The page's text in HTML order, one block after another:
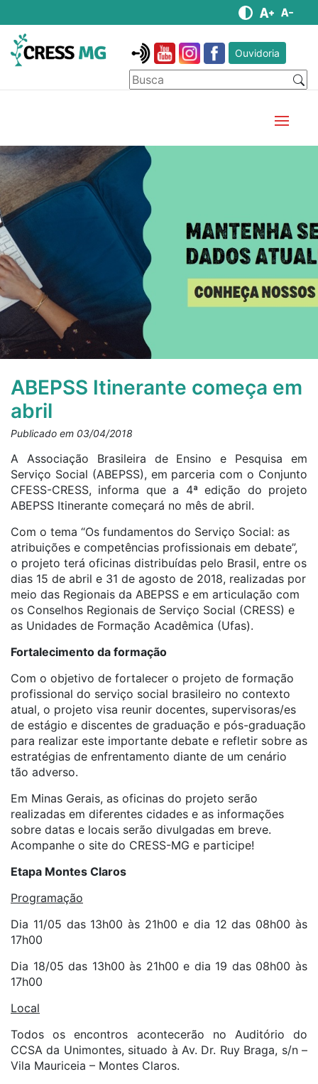
Ouvidoria
ABEPSS Itinerante começa em
abril
Publicado em 03/04/2018
A Associação Brasileira de Ensino e Pesquisa em
Serviço Social (ABEPSS), em parceria com o Conjunto
CFESS-CRESS, informa que a 4ª edição do projeto
ABEPSS Itinerante começará no mês de abril.
Com o tema “Os fundamentos do Serviço Social: as
atribuições e competências profissionais em debate”,
o projeto terá oficinas distribuídas pelo Brasil, entre os
dias 15 de abril e 31 de agosto de 2018, realizadas por
meio das Regionais da ABEPSS e em articulação com
os Conselhos Regionais de Serviço Social (CRESS) e
as Unidades de Formação Acadêmica (Ufas).
Fortalecimento da formação
Com o objetivo de fortalecer o projeto de formação
profissional do serviço social brasileiro no contexto
atual, o projeto visa reunir docentes, supervisoras/es
de estágio e discentes de graduação e pós-graduação
para realizar este importante debate e refletir sobre as
estratégias de enfrentamento diante de um cenário
tão adverso.
Em Minas Gerais, as oficinas do projeto serão
realizadas em diferentes cidades e as informações
sobre datas e locais serão divulgadas em breve.
Acompanhe o site do CRESS-MG e participe!
Etapa Montes Claros
Programação
Dia 11/05 das 13h00 às 21h00 e dia 12 das 08h00 às
17h00
Dia 18/05 das 13h00 às 21h00 e dia 19 das 08h00 às
17h00
Local
Todos os encontros acontecerão no Auditório do
CCSA da Unimontes, situado à Av. Dr. Ruy Braga, s/n –
Vila Mauriceia – Montes Claros.